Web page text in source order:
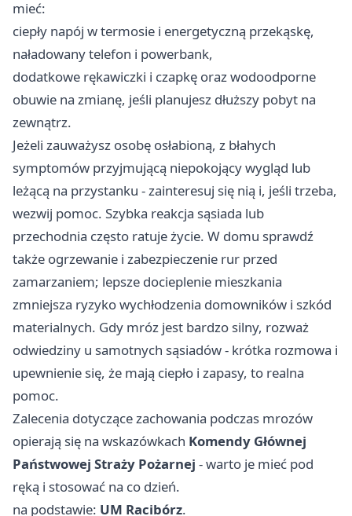
mieć:
ciepły napój w termosie i energetyczną przekąskę,
naładowany telefon i powerbank,
dodatkowe rękawiczki i czapkę oraz wodoodporne
obuwie na zmianę, jeśli planujesz dłuższy pobyt na
zewnątrz.
Jeżeli zauważysz osobę osłabioną, z błahych
symptomów przyjmującą niepokojący wygląd lub
leżącą na przystanku - zainteresuj się nią i, jeśli trzeba,
wezwij pomoc. Szybka reakcja sąsiada lub
przechodnia często ratuje życie. W domu sprawdź
także ogrzewanie i zabezpieczenie rur przed
zamarzaniem; lepsze docieplenie mieszkania
zmniejsza ryzyko wychłodzenia domowników i szkód
materialnych. Gdy mróz jest bardzo silny, rozważ
odwiedziny u samotnych sąsiadów - krótka rozmowa i
upewnienie się, że mają ciepło i zapasy, to realna
pomoc.
Zalecenia dotyczące zachowania podczas mrozów
opierają się na wskazówkach Komendy Głównej
Państwowej Straży Pożarnej - warto je mieć pod
ręką i stosować na co dzień.
na podstawie: UM Racibórz.